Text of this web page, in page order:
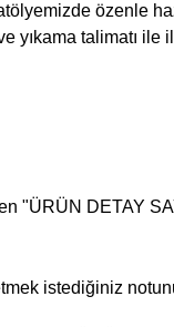
özenle
yıkama talimatı ile
"ÜRÜN DETAY
istediğiniz